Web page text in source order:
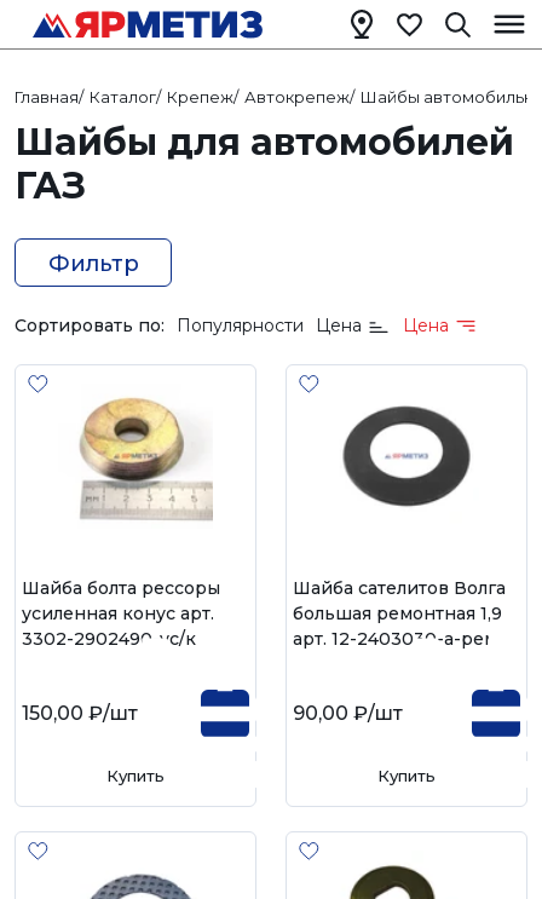
Главная/ Каталог/ Крепеж/ Автокрепеж/ Шайбы
Шайбы для автомобилей
ГАЗ
Фильтр
Сортировать по: Популярности Цена Цена
Шайба болта рессоры
усиленная конус арт.
3302-2902490-ус/к
150,00 ₽/шт
Купить
Шайба сателитов Волга
большая ремонтная 1,9
арт. 12-2403030-а-рем
90,00 ₽/шт
Купить